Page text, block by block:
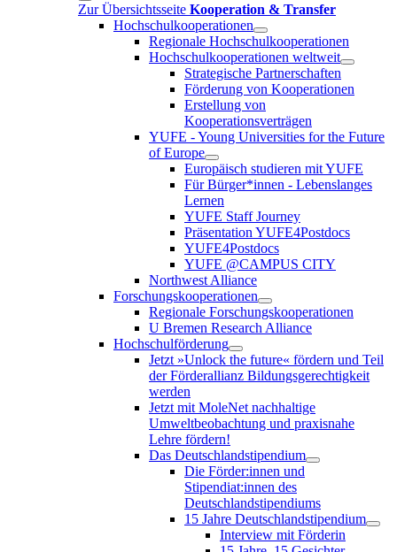
Zur Übersichtsseite Kooperation & Transfer
Hochschulkooperationen
Regionale Hochschulkooperationen
Hochschulkooperationen weltweit
Strategische Partnerschaften
Förderung von Kooperationen
Erstellung von
Kooperationsverträgen
YUFE - Young Universities for the Future
of Europe
Europäisch studieren mit YUFE
Für Bürger*innen - Lebenslanges
Lernen
YUFE Staff Journey
Präsentation YUFE4Postdocs
YUFE4Postdocs
YUFE @CAMPUS CITY
Northwest Alliance
Forschungskooperationen
Regionale Forschungskooperationen
U Bremen Research Alliance
Hochschulförderung
Jetzt »Unlock the future« fördern und Teil
der Förderallianz Bildungsgerechtigkeit
werden
Jetzt mit MoleNet nachhaltige
Umweltbeobachtung und praxisnahe
Lehre fördern!
Das Deutschlandstipendium
Die Förder:innen und
Stipendiat:innen des
Deutschlandstipendiums
15 Jahre Deutschlandstipendium
Interview mit Förderin